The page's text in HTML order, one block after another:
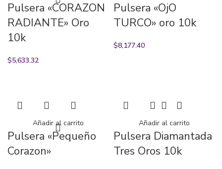
Pulsera «CORAZON
RADIANTE» Oro
10k
$5,633.32
Pulsera «OjO
TURCO» oro 10k
$8,177.40
Añadir al carrito
Pulsera «Pequeño
Corazon»
Añadir al carrito
Pulsera Diamantada
Tres Oros 10k